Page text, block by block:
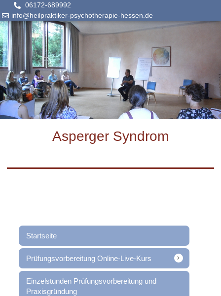
06172-689992
info@heilpraktiker-psychotherapie-hessen.de
Asperger Syndrom
Startseite
Prüfungsvorbereitung Online-Live-Kurs
Einzelstunden Prüfungsvorbereitung und
Praxisgründung